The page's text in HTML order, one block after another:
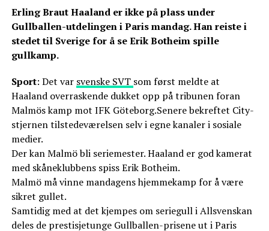
Erling Braut Haaland er ikke på plass under
Gullballen-utdelingen i Paris mandag. Han reiste i
stedet til Sverige for å se Erik Botheim spille
gullkamp.
Sport: Det var svenske SVT som først meldte at
Haaland overraskende dukket opp på tribunen foran
Malmös kamp mot IFK Göteborg.Senere bekreftet City-
stjernen tilstedeværelsen selv i egne kanaler i sosiale
medier.
Der kan Malmö bli seriemester. Haaland er god kamerat
med skåneklubbens spiss Erik Botheim.
Malmö må vinne mandagens hjemmekamp for å være
sikret gullet.
Samtidig med at det kjempes om seriegull i Allsvenskan
deles de prestisjetunge Gullballen-prisene ut i Paris